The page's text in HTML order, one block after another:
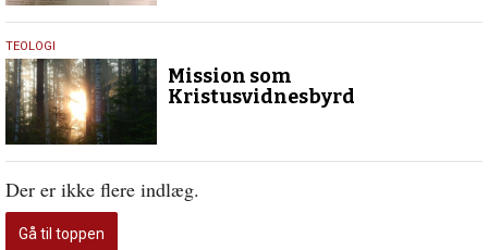
6.
juli
2016
TEOLOGI
Mission som
Kristusvidnesbyrd
Der er ikke flere indlæg.
Gå til toppen